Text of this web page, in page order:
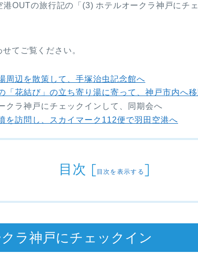
OUTの旅行記の「(3) ホテルオークラ神戸にチ
てご覧ください。
周辺を散策して、手塚治虫記念館へ
「花結び」の立ち寄り湯に寄って、神戸市内へ移
クラ神戸にチェックインして、同期会へ
を訪問し、スカイマーク112便で羽田空港へ
目次 [目次を表示する ]
ラ神戸にチェックイン